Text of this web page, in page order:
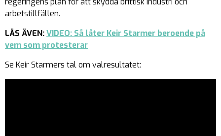
arbetstillfällen.
LÄS ÄVEN:VIDEO: Så låter Keir Starmer beroende på
vem som protesterar
Se Keir Starmers tal om valresultatet: